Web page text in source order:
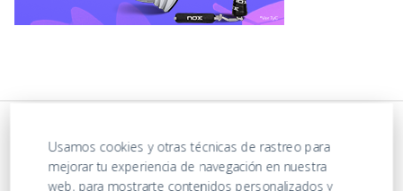
Usamos cookies y otras técnicas de rastreo para
mejorar tu experiencia de navegación en nuestra
web, para mostrarte contenidos personalizados y